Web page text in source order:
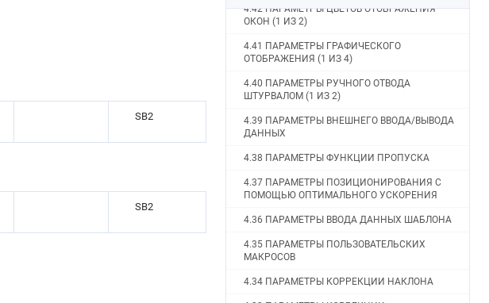
SB2
SB2
4.42 ПАРАМЕТРЫ ЦВЕТОВ ОТОБРАЖЕНИЯ
ОКОН (1 ИЗ 2)
4.41 ПАРАМЕТРЫ ГРАФИЧЕСКОГО
ОТОБРАЖЕНИЯ (1 ИЗ 4)
4.40 ПАРАМЕТРЫ РУЧНОГО ОТВОДА
ШТУРВАЛОМ (1 ИЗ 2)
4.39 ПАРАМЕТРЫ ВНЕШНЕГО ВВОДА/ВЫВОДА
ДАННЫХ
4.38 ПАРАМЕТРЫ ФУНКЦИИ ПРОПУСКА
4.37 ПАРАМЕТРЫ ПОЗИЦИОНИРОВАНИЯ С
ПОМОЩЬЮ ОПТИМАЛЬНОГО УСКОРЕНИЯ
4.36 ПАРАМЕТРЫ ВВОДА ДАННЫХ ШАБЛОНА
4.35 ПАРАМЕТРЫ ПОЛЬЗОВАТЕЛЬСКИХ
МАКРОСОВ
4.34 ПАРАМЕТРЫ КОРРЕКЦИИ НАКЛОНА